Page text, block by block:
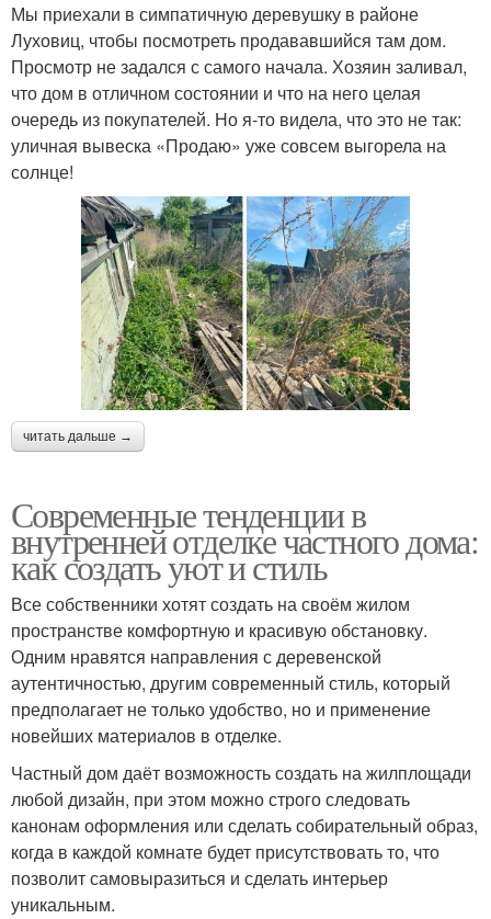
Мы приехали в симпатичную деревушку в районе
Луховиц, чтобы посмотреть продававшийся там дом.
Просмотр не задался с самого начала. Хозяин заливал,
что дом в отличном состоянии и что на него целая
очередь из покупателей. Но я-то видела, что это не так:
уличная вывеска «Продаю» уже совсем выгорела на
солнце!
читать дальше →
Современные тенденции в
внутренней отделке частного дома:
как создать уют и стиль
Все собственники хотят создать на своём жилом
пространстве комфортную и красивую обстановку.
Одним нравятся направления с деревенской
аутентичностью, другим современный стиль, который
предполагает не только удобство, но и применение
новейших материалов в отделке.
Частный дом даёт возможность создать на жилплощади
любой дизайн, при этом можно строго следовать
канонам оформления или сделать собирательный образ,
когда в каждой комнате будет присутствовать то, что
позволит самовыразиться и сделать интерьер
уникальным.